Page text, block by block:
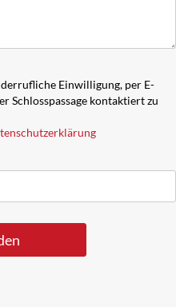
Einwilligung, per E-
Schlosspassage kontaktiert zu